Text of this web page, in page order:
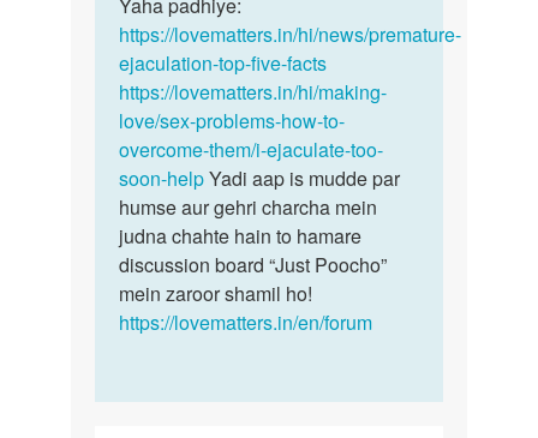
https://lovematters.in/hi/news/premature-
ejaculation-top-five-facts
https://lovematters.in/hi/making-
love/sex-problems-how-to-
overcome-them/i-ejaculate-too-
soon-helpYadi aap is mudde par
humse aur gehri charcha mein
judna chahte hain to hamare
discussion board “Just Poocho”
mein zaroor shamil ho!
https://lovematters.in/en/forum